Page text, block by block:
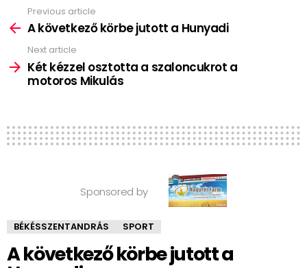
more
Previous article
A következő körbe jutott a Hunyadi
Next article
Két kézzel osztotta a szaloncukrot a
motoros Mikulás
Sponsored by
BÉKÉSSZENTANDRÁS SPORT
A következő körbe jutott a